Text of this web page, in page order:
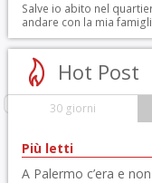
Salve io abito nel
andare con la mia
Hot Post
30 giorni
Più letti
A Palermo c’era e non